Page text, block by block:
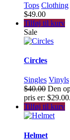
Tops Clothing
$49.00
Tilføj til kurv
Sale
Circles
Singles Vinyls
$40.00 Den
pris er: $29.00.
Tilføj til kurv
Helmet